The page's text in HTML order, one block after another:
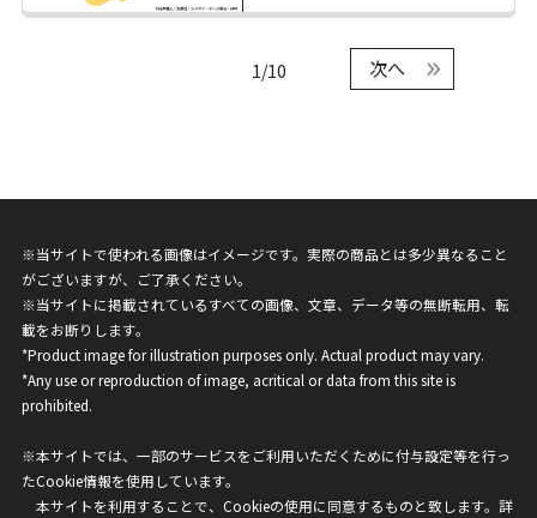
1/10 次へ
※当サイトで使われる画像はイメージです。実際の商品とは多少異なること
がございますが、ご了承ください。
※当サイトに掲載されているすべての画像、文章、データ等の無断転用、転
載をお断りします。
*Product image for illustration purposes only. Actual product may vary.
*Any use or reproduction of image, acritical or data from this site is
prohibited.
※本サイトでは、一部のサービスをご利用いただくために付与設定等を行っ
たCookie情報を使用しています。
本サイトを利用することで、Cookieの使用に同意するものと致します。詳